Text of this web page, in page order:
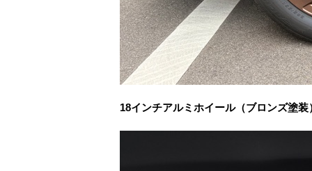
18インチアルミホイール（ブロンズ塗装